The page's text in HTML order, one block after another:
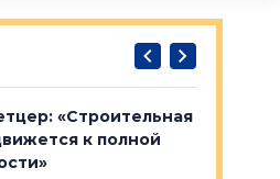
«Строительная
к полной